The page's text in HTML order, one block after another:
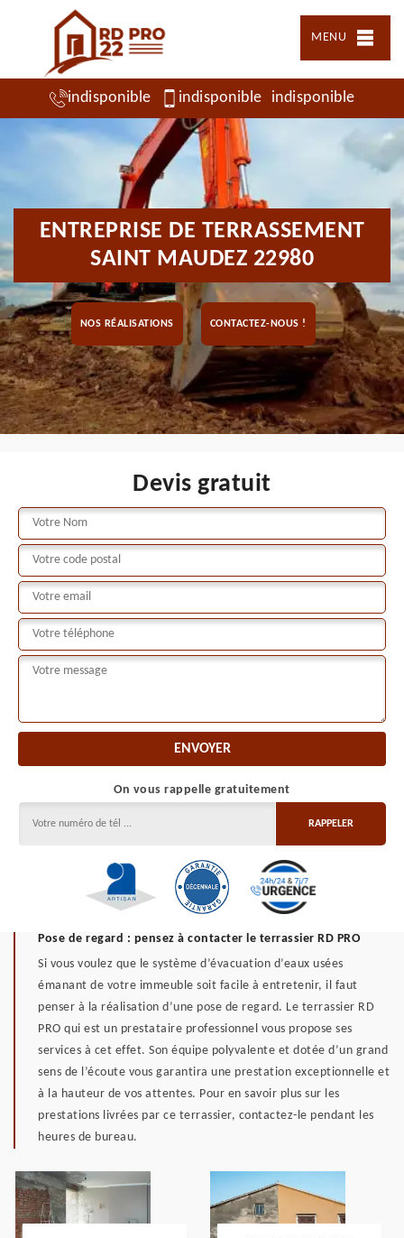
MENU
indisponible indisponible indisponible
ENTREPRISE DE TERRASSEMENT
SAINT MAUDEZ 22980
NOS RÉALISATIONS CONTACTEZ-NOUS !
Devis gratuit
On vous rappelle gratuitement
Pose de regard : pensez à contacter le terrassier RD PRO
Si vous voulez que le système d’évacuation d’eaux usées
émanant de votre immeuble soit facile à entretenir, il faut
penser à la réalisation d’une pose de regard. Le terrassier RD
PRO qui est un prestataire professionnel vous propose ses
services à cet effet. Son équipe polyvalente et dotée d’un grand
sens de l’écoute vous garantira une prestation exceptionnelle et
à la hauteur de vos attentes. Pour en savoir plus sur les
prestations livrées par ce terrassier, contactez-le pendant les
heures de bureau.